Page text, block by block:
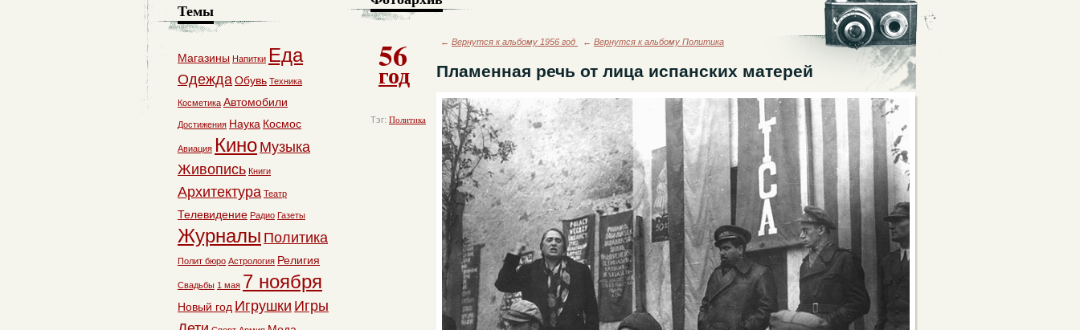
56
год
Тэг: Политика
← Вернутся к альбому 1956 год ← Вернутся к альбому Политика
Пламенная речь от лица испанских матерей
Темы
Магазины Напитки Еда
ОдеждаОбувь Техника
Косметика Автомобили
Достижения Наука Космос
Авиация Кино Музыка
Живопись Книги
Архитектура Театр
Телевидение Радио Газеты
Журналы Политика
Полит бюро Астрология Религия
Свадьбы 1 мая 7 ноября
Новый год Игрушки Игры